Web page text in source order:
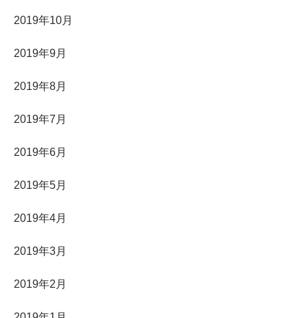
2019年10月
2019年9月
2019年8月
2019年7月
2019年6月
2019年5月
2019年4月
2019年3月
2019年2月